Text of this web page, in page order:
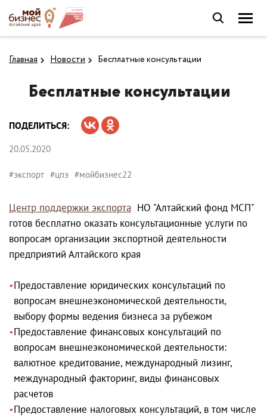
Главная Новости Бесплатные консультации
Бесплатные консультации
ПОДЕЛИТЬСЯ:
20.05.2020
#экспорт #цпэ #мойбизнес22
Центр поддержки экспорта НО "Алтайский фонд МСП"
готов бесплатно оказать консультационные услуги по
вопросам организации экспортной деятельности
предприятий Алтайского края
Предоставление юридических консультаций по
вопросам внешнеэкономической деятельности,
выбору формы ведения бизнеса за рубежом
Предоставление финансовых консультаций по
вопросам внешнеэкономической деятельности:
валютное кредитование, международный лизинг,
международный факторинг, виды финансовых
расчетов
Предоставление налоговых консультаций, в том числе